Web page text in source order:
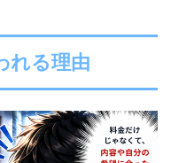
れる理由